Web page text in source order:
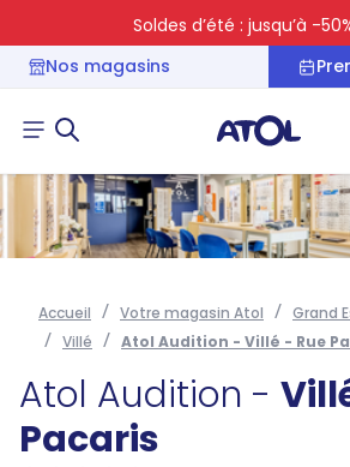
Soldes d’été : jusqu’à -50%
Nos magasins
Accueil Votre magasin Atol Grand
Villé
Atol Audition - Villé - Rue
Atol Audition -
Pacaris